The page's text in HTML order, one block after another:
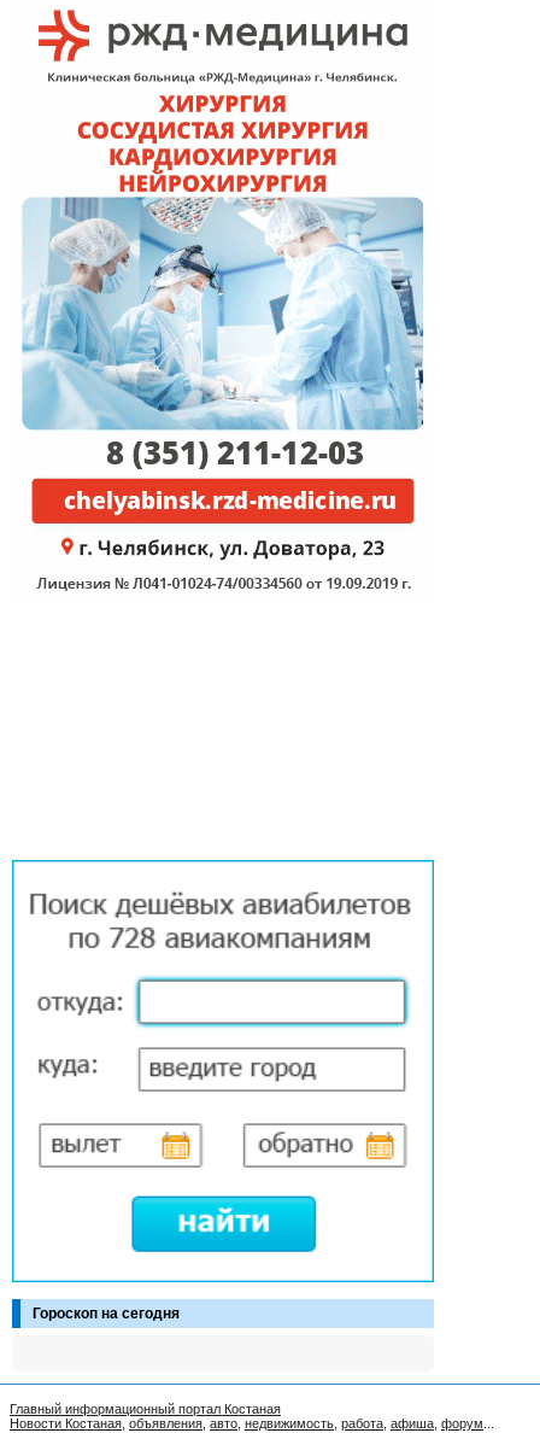
Гороскоп на сегодня
Главный информационный портал Костаная
Новости Костаная объявления авто недвижимость работа афиша форум